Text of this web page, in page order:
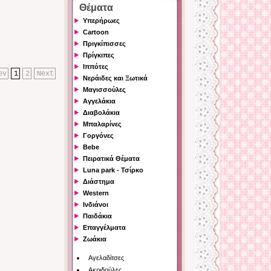
Next
2
1
Θέματα
Υπερήρωες
Cartoon
Πριγκίπισσες
Πρίγκιπες
Ιππότες
Νεράιδες και Ξωτικά
Μαγισσούλες
Αγγελάκια
Διαβολάκια
Μπαλαρίνες
Γοργόνες
Bebe
Πειρατικά Θέματα
Luna park - Τσίρκο
Διάστημα
Western
Ινδιάνοι
Παιδάκια
Επαγγέλματα
Ζωάκια
Αγελαδίτσες